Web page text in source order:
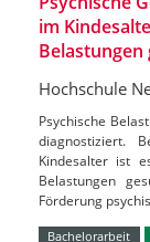
im
Belastungen
Hochschule
Psychische
diagnostiziert.
Kindesalter ist
Belastungen
Förderung
Bachelorarbeit